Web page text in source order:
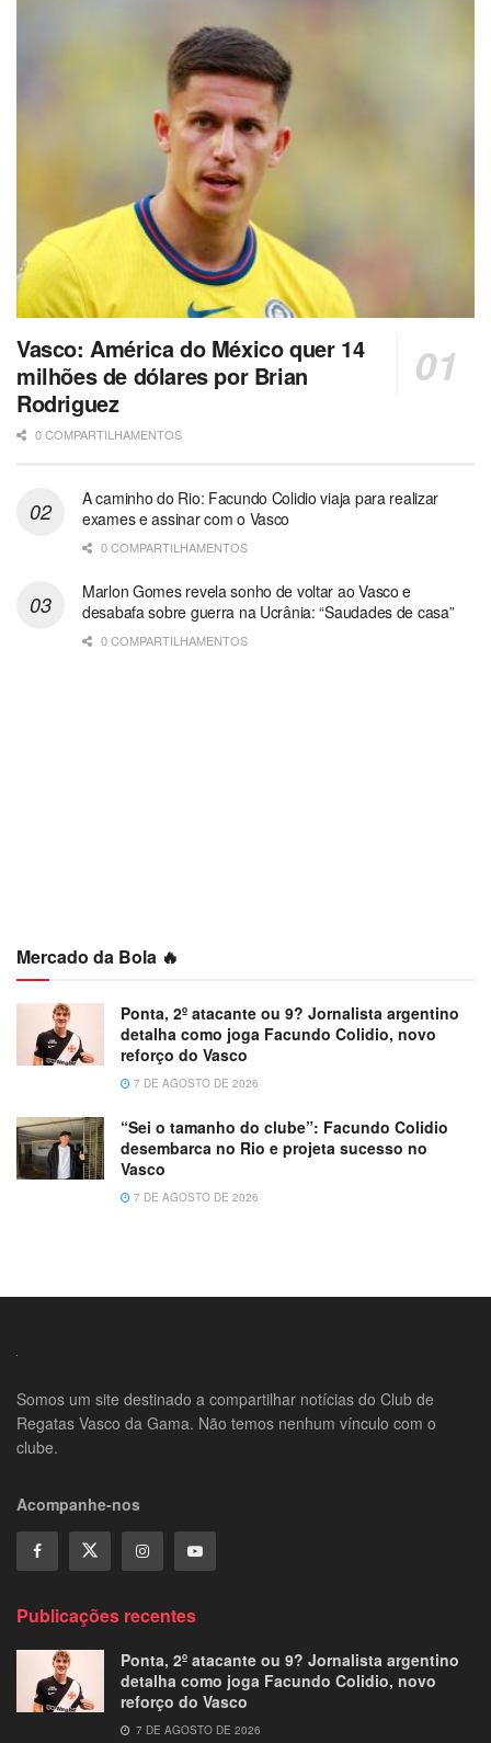
Vasco: América do México quer 14
milhões de dólares por Brian
Rodriguez
0 COMPARTILHAMENTOS
A caminho do Rio: Facundo Colidio viaja para realizar
exames e assinar com o Vasco
0 COMPARTILHAMENTOS
Marlon Gomes revela sonho de voltar ao Vasco e
desabafa sobre guerra na Ucrânia: “Saudades de casa”
0 COMPARTILHAMENTOS
Mercado da Bola 🔥
Ponta, 2º atacante ou 9? Jornalista argentino
detalha como joga Facundo Colidio, novo
reforço do Vasco
7 DE AGOSTO DE 2026
“Sei o tamanho do clube”: Facundo Colidio
desembarca no Rio e projeta sucesso no
Vasco
7 DE AGOSTO DE 2026
Somos um site destinado a compartilhar notícias do Club de
Regatas Vasco da Gama. Não temos nenhum vínculo com o
clube.
Acompanhe-nos
Publicações recentes
Ponta, 2º atacante ou 9? Jornalista argentino
detalha como joga Facundo Colidio, novo
reforço do Vasco
7 DE AGOSTO DE 2026